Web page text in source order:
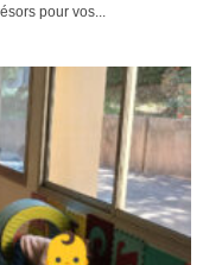
pour vos...